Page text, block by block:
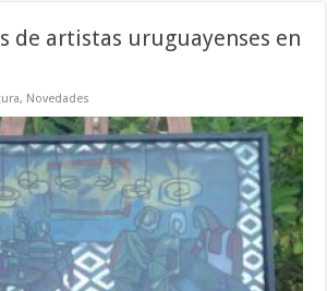
de artistas uruguayenses en
, Novedades